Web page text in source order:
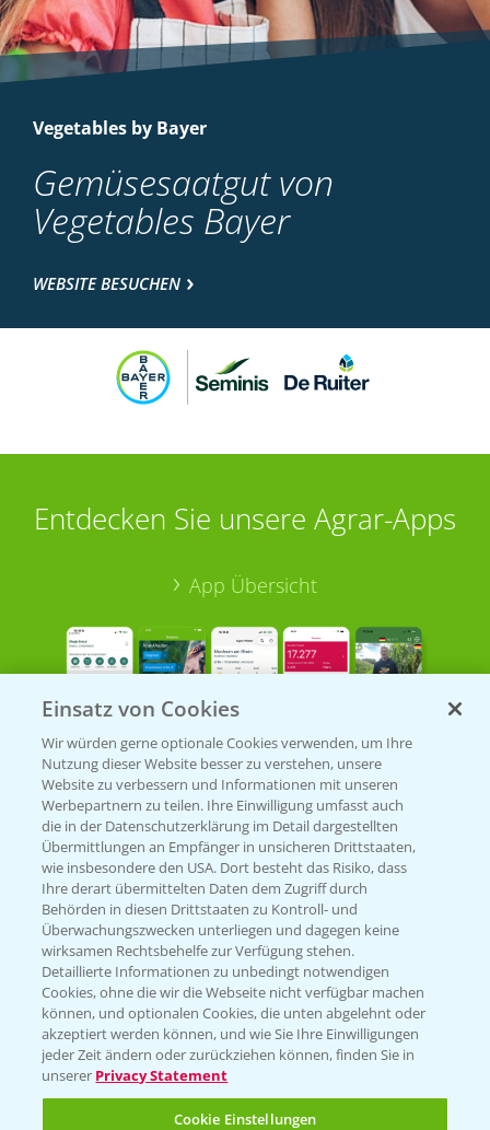
Vegetables by Bayer
Gemüsesaatgut von
Vegetables Bayer
WEBSITE BESUCHEN
Entdecken Sie unsere Agrar-Apps
App Übersicht
Bayer Links
Bayer Global
Bayer CropScience World
Bayer Karriere
Bayer CropScience Austria
Bayer CropScience Schweiz
Presse
Vegetables Deutschland
Infos
Einsatz von Cookies
Wir würden gerne optionale Cookies verwenden, um Ihre
Nutzung dieser Website besser zu verstehen, unsere
Website zu verbessern und Informationen mit unseren
Werbepartnern zu teilen. Ihre Einwilligung umfasst auch
die in der Datenschutzerklärung im Detail dargestellten
Übermittlungen an Empfänger in unsicheren Drittstaaten,
wie insbesondere den USA. Dort besteht das Risiko, dass
Ihre derart übermittelten Daten dem Zugriff durch
Behörden in diesen Drittstaaten zu Kontroll- und
Überwachungszwecken unterliegen und dagegen keine
wirksamen Rechtsbehelfe zur Verfügung stehen.
Detaillierte Informationen zu unbedingt notwendigen
Cookies, ohne die wir die Webseite nicht verfügbar machen
können, und optionalen Cookies, die unten abgelehnt oder
akzeptiert werden können, und wie Sie Ihre Einwilligungen
jeder Zeit ändern oder zurückziehen können, finden Sie in
unserer Privacy Statement
Cookie Einstellungen